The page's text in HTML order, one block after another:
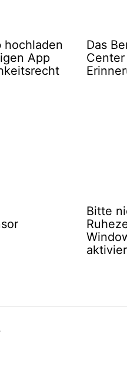
hochladen
App
Das
Bitte